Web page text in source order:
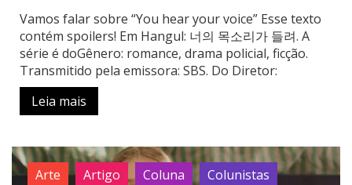
Vamos falar sobre “You hear your voice” Esse texto
contém spoilers! Em Hangul: 너의 목소리가 들려. A
série é doGênero: romance, drama policial, ficção.
Transmitido pela emissora: SBS. Do Diretor:
Leia mais
Arte Artigo Coluna
Colunistas